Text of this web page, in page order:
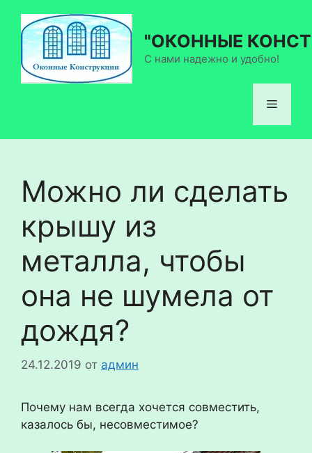
содержимому
"ОКОННЫЕ
С нами надежно и удобно!
Меню
Можно ли сделать
крышу из
металла, чтобы
она не шумела от
дождя?
24.12.2019 от админ
Почему нам всегда хочется совместить,
казалось бы, несовместимое?